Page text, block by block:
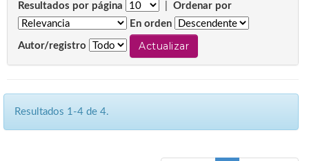
Resultados por página
Ordenar por
En orden
Autor/registro
Resultados 1-4 de 4.